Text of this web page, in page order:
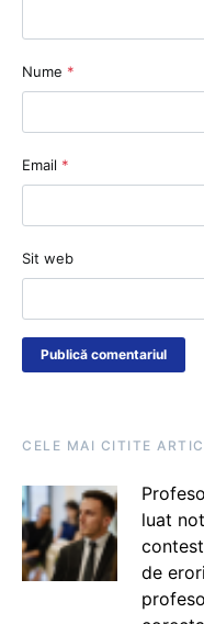
Nume *
Email *
Sit web
CELE MAI CITITE
luat
de